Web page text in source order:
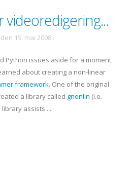
den 15. mai 2008 .
Python issues aside for a moment,
about creating a non-linear
framework. One of the original
a library called gnonlin (i.e.
library assists ...